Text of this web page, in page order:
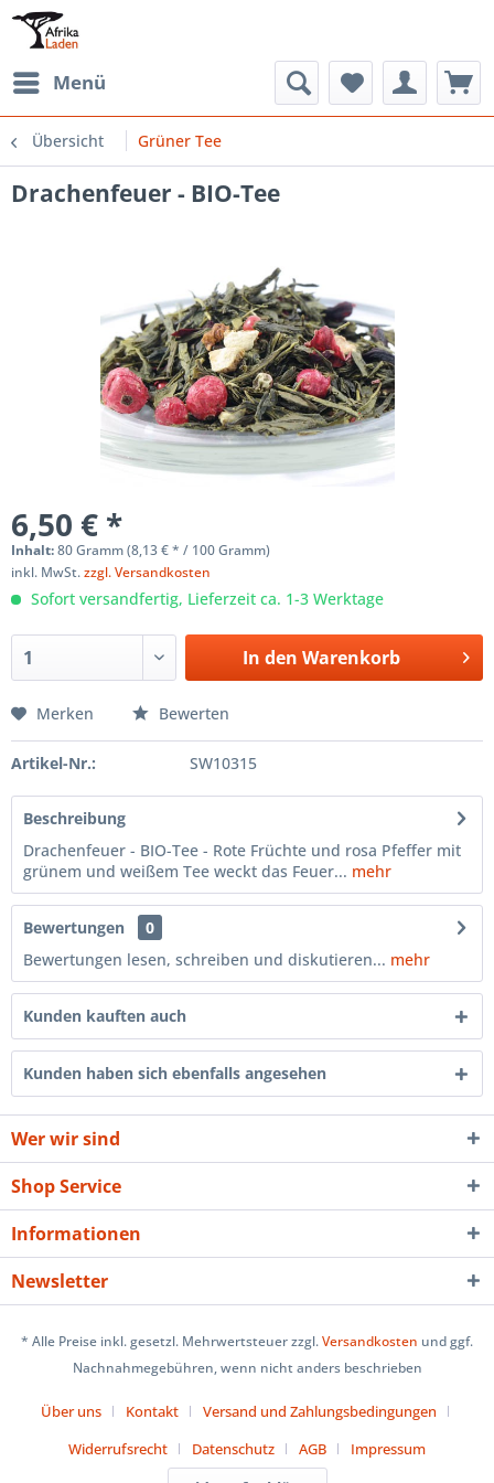
Menü
Übersicht Grüner Tee
Drachenfeuer - BIO-Tee
6,50 € *
Inhalt:80 Gramm (8,13 € * / 100 Gramm)
inkl. MwSt.zzgl. Versandkosten
Sofort versandfertig, Lieferzeit ca. 1-3 Werktage
In den Warenkorb
Merken Bewerten
Artikel-Nr.: SW10315
Beschreibung
Drachenfeuer - BIO-Tee - Rote Früchte und rosa Pfeffer mit
grünem und weißem Tee weckt das Feuer... mehr
Bewertungen
0
Bewertungen lesen, schreiben und diskutieren... mehr
Kunden kauften auch
Kunden haben sich ebenfalls angesehen
Wer wir sind
Shop Service
Informationen
Newsletter
* Alle Preise inkl. gesetzl. Mehrwertsteuer zzgl.Versandkosten und ggf.
Nachnahmegebühren, wenn nicht anders beschrieben
Über uns Kontakt
Versand und Zahlungsbedingungen
Widerrufsrecht
Datenschutz AGB Impressum